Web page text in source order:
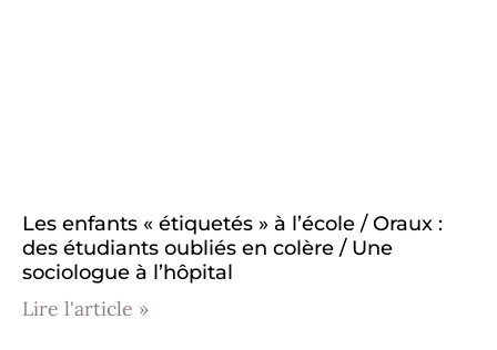
Les enfants « étiquetés » à l’école / Oraux :
des étudiants oubliés en colère / Une
sociologue à l’hôpital
Lire l'article »